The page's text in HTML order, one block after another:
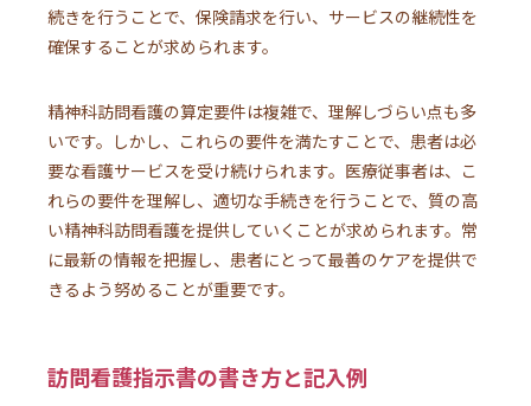
続きを行うことで、保険請求を行い、サービスの継続性を
確保することが求められます。
精神科訪問看護の算定要件は複雑で、理解しづらい点も多
いです。しかし、これらの要件を満たすことで、患者は必
要な看護サービスを受け続けられます。医療従事者は、こ
れらの要件を理解し、適切な手続きを行うことで、質の高
い精神科訪問看護を提供していくことが求められます。常
に最新の情報を把握し、患者にとって最善のケアを提供で
きるよう努めることが重要です。
訪問看護指示書の書き方と記入例